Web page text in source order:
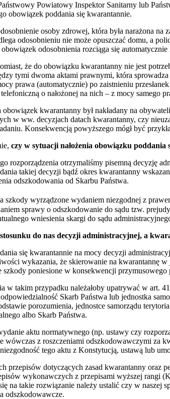
Powiatowy Inspektor Sanitarny lub
obowiązek poddania się kwarantannie.
osoby zdrowej, która była narażona
odosobnieniu nie może opuszczać domu, a
odosobnienia rozciąga się automatycznie
że do obowiązku kwarantanny nie jest
tymi dwoma aktami prawnymi, która
prawa (automatycznie) po zaistnieniu
o nałożonej na nich – z mocy samego
kwarantanny był nakładany na
w ww. decyzjach datach kwarantanny, czy
Konsekwencją powyższego mógł być
czy w sytuacji nałożenia obowiązku
rozporządzenia otrzymaliśmy pisemną decyzję
takiej decyzji bądź okres kwarantanny
odszkodowania od Skarbu Państwa.
szkody wyrządzone wydaniem niezgodnej z
sprawy o odszkodowanie do sądu tzw.
wniesienia skargi do sądu
do nas decyzji administracyjnej, a
się kwarantannie na mocy decyzji
wykazania, że skierowanie na kwarantannę
poniesione w konsekwencji przymusowego
w takim przypadku należałoby upatrywać w art.
Skarb Państwa lub jednostka
porozumienia, jednostce samorządu
albo Skarb Państwa.
aktu normatywnego (np. ustawy czy
wówczas z roszczeniami odszkodowawczymi za
tego aktu z Konstytucją, ustawą lub
przepisów dotyczących zasad kwarantanny
wykonawczych z przepisami wyższej rangi
na takie rozwiązanie należy ustalić czy w naszej
odszkodowawcze.